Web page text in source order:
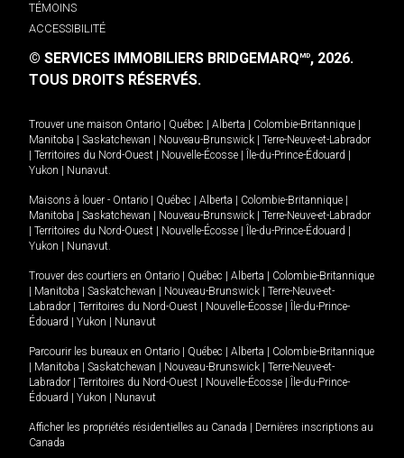
TÉMOINS
ACCESSIBILITÉ
© SERVICES IMMOBILIERS BRIDGEMARQMD, 2026.
TOUS DROITS RÉSERVÉS.
Trouver une maison Ontario Québec Alberta Colombie-Britannique
Manitoba
Saskatchewan Nouveau-Brunswick
Terre-Neuve-et-Labrador
Territoires du Nord-Ouest Nouvelle-Écosse Île-du-Prince-Édouard
Yukon
Nunavut.
Maisons à louer - Ontario Québec Alberta Colombie-Britannique
Manitoba
Saskatchewan Nouveau-Brunswick
Terre-Neuve-et-Labrador
Territoires du Nord-Ouest Nouvelle-Écosse Île-du-Prince-Édouard
Yukon
Nunavut.
Trouver des courtiers en Ontario Québec Alberta
Colombie-Britannique
Manitoba Saskatchewan Nouveau-Brunswick
Terre-Neuve-et-
Labrador
Territoires du Nord-Ouest Nouvelle-Écosse
Île-du-Prince-
Édouard
Yukon Nunavut
Parcourir les bureaux en Ontario Québec Alberta
Colombie-Britannique
Manitoba Saskatchewan Nouveau-Brunswick
Terre-Neuve-et-
Labrador
Territoires du Nord-Ouest Nouvelle-Écosse
Île-du-Prince-
Édouard
Yukon Nunavut
Afficher les propriétés résidentielles au Canada
Dernières inscriptions au
Canada